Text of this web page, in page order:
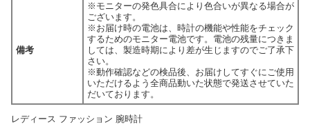
備考
※モニターの発色具合により色合いが異なる場合が
ございます。
※お届け時の電池は、時計の機能や性能をチェック
するためのモニター電池です。電池の残量につきま
しては、製造時期により差が生じますのでご了承下
さい。
※動作確認などの検品後、お届けしてすぐにご使用
いただけるよう全商品動いた状態で発送させていた
だいております。
レディース ファッション 腕時計